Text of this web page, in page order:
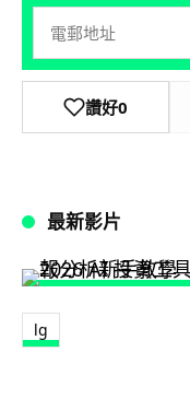
讚好0
最新影片
lg